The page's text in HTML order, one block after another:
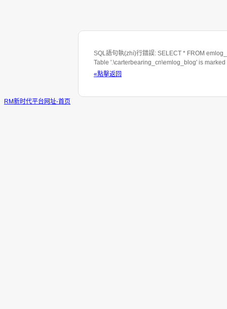
SQL語句執(zhí)行錯誤: SELECT * FROM
Table '.\carterbearing_cn\emlog_blog' is
«點擊返回
RM新时代平台网址-首页